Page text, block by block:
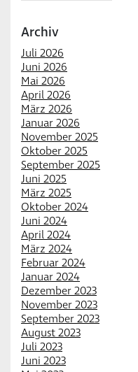
Archiv
Juli 2026
Juni 2026
Mai 2026
April 2026
März 2026
Januar 2026
November 2025
Oktober 2025
September 2025
Juni 2025
März 2025
Oktober 2024
Juni 2024
April 2024
März 2024
Februar 2024
Januar 2024
Dezember 2023
November 2023
September 2023
August 2023
Juli 2023
Juni 2023